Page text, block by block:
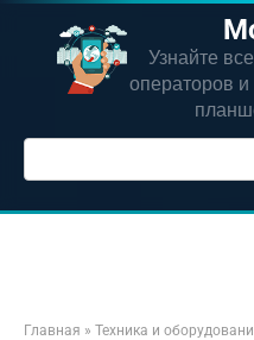
Перейти
контенту
Узнайте
операторов
Поиск:
Главная » Техника и